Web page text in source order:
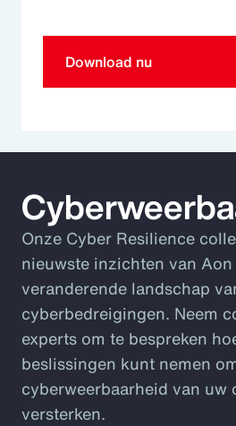
Download nu
Onze Cyber Resilience
nieuwste inzichten van
veranderende landschap
cyberbedreigingen. Neem
experts om te bespreken
beslissingen kunt nemen
cyberweerbaarheid van uw
versterken.